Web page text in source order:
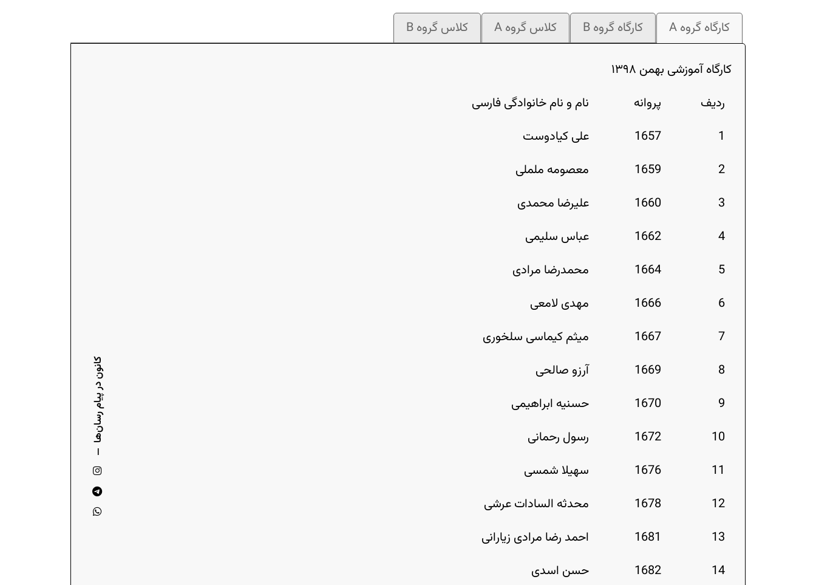
کانون در پیام رسان‌ها
کارگاه گروه A کارگاه گروه B کلاس گروه A کلاس گروه B
کارگاه آموزشی بهمن ۱۳۹۸
ردیف
پروانه
نام و نام خانوادگی فارسی
1
1657
علی کیادوست
2
1659
معصومه ململی
3
1660
علیرضا محمدی
4
1662
عباس سلیمی
5
1664
محمدرضا مرادی
6
1666
مهدی لامعی
7
1667
میثم کیماسی سلخوری
8
1669
آرزو صالحی
9
1670
حسنیه ابراهیمی
10
1672
رسول رحمانی
11
1676
سهیلا شمسی
12
1678
محدثه السادات عرشی
13
1681
احمد رضا مرادی زیارانی
14
1682
حسن اسدی